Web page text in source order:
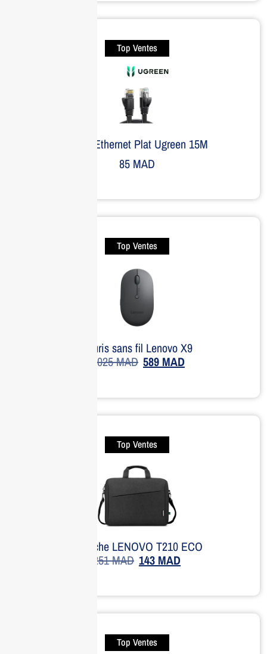
Top Ventes
Câble Ethernet Plat Ugreen 15M
85MAD
Top Ventes
Souris sans fil Lenovo X9
1,025MAD 589 MAD
Top Ventes
Sacoche LENOVO T210 ECO
251MAD 143 MAD
Top Ventes